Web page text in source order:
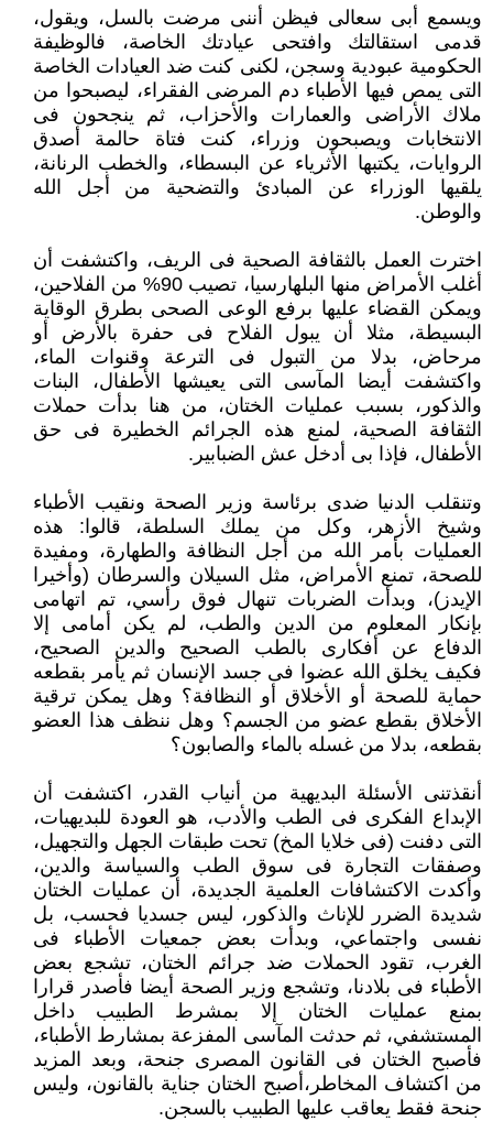
ويسمع أبى سعالى فيظن أننى مرضت بالسل، ويقول،
قدمى استقالتك وافتحى عيادتك الخاصة، فالوظيفة
الحكومية عبودية وسجن، لكنى كنت ضد العيادات الخاصة
التى يمص فيها الأطباء دم المرضى الفقراء، ليصبحوا من
ملاك الأراضى والعمارات والأحزاب، ثم ينجحون فى
الانتخابات ويصبحون وزراء، كنت فتاة حالمة أصدق
الروايات، يكتبها الأثرياء عن البسطاء، والخطب الرنانة،
يلقيها الوزراء عن المبادئ والتضحية من أجل الله
والوطن.
اخترت العمل بالثقافة الصحية فى الريف، واكتشفت أن
أغلب الأمراض منها البلهارسيا، تصيب 90% من الفلاحين،
ويمكن القضاء عليها برفع الوعى الصحى بطرق الوقاية
البسيطة، مثلا أن يبول الفلاح فى حفرة بالأرض أو
مرحاض، بدلا من التبول فى الترعة وقنوات الماء،
واكتشفت أيضا المآسى التى يعيشها الأطفال، البنات
والذكور، بسبب عمليات الختان، من هنا بدأت حملات
الثقافة الصحية، لمنع هذه الجرائم الخطيرة فى حق
الأطفال، فإذا بى أدخل عش الضبابير.
وتنقلب الدنيا ضدى برئاسة وزير الصحة ونقيب الأطباء
وشيخ الأزهر، وكل من يملك السلطة، قالوا: هذه
العمليات بأمر الله من أجل النظافة والطهارة، ومفيدة
للصحة، تمنع الأمراض، مثل السيلان والسرطان (وأخيرا
الإيدز)، وبدأت الضربات تنهال فوق رأسي، تم اتهامى
بإنكار المعلوم من الدين والطب، لم يكن أمامى إلا
الدفاع عن أفكارى بالطب الصحيح والدين الصحيح،
فكيف يخلق الله عضوا فى جسد الإنسان ثم يأمر بقطعه
حماية للصحة أو الأخلاق أو النظافة؟ وهل يمكن ترقية
الأخلاق بقطع عضو من الجسم؟ وهل ننظف هذا العضو
بقطعه، بدلا من غسله بالماء والصابون؟
أنقذتنى الأسئلة البديهية من أنياب القدر، اكتشفت أن
الإبداع الفكرى فى الطب والأدب، هو العودة للبديهيات،
التى دفنت (فى خلايا المخ) تحت طبقات الجهل والتجهيل،
وصفقات التجارة فى سوق الطب والسياسة والدين،
وأكدت الاكتشافات العلمية الجديدة، أن عمليات الختان
شديدة الضرر للإناث والذكور، ليس جسديا فحسب، بل
نفسى واجتماعي، وبدأت بعض جمعيات الأطباء فى
الغرب، تقود الحملات ضد جرائم الختان، تشجع بعض
الأطباء فى بلادنا، وتشجع وزير الصحة أيضا فأصدر قرارا
بمنع عمليات الختان إلا بمشرط الطبيب داخل
المستشفي، ثم حدثت المآسى المفزعة بمشارط الأطباء،
فأصبح الختان فى القانون المصرى جنحة، وبعد المزيد
من اكتشاف المخاطر،أصبح الختان جناية بالقانون، وليس
جنحة فقط يعاقب عليها الطبيب بالسجن.